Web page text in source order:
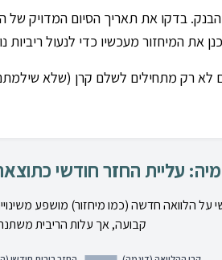
את המיחזור מעכשיו כדי לנעול ריביות
לא רק מתחילים לשלם קרן (שלא
עליית החזר חודשי כתוצאה
הלוואה חדשה (כמו מיחזור) מושפע
קבועה, אך עלות הריבית